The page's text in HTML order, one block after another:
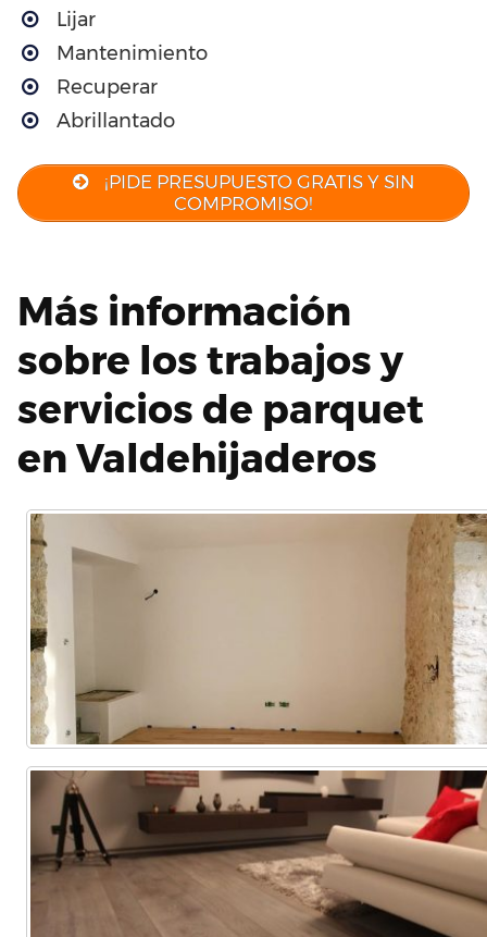
Lijar
Mantenimiento
Recuperar
Abrillantado
¡PIDE PRESUPUESTO GRATIS Y SIN
COMPROMISO!
Más información
sobre los trabajos y
servicios de parquet
en Valdehijaderos